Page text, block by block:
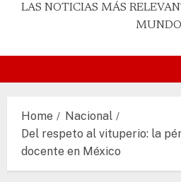
LAS NOTICIAS MÁS
MUNDO
Home
Nacional
Del respeto al vituperio: la
docente en México